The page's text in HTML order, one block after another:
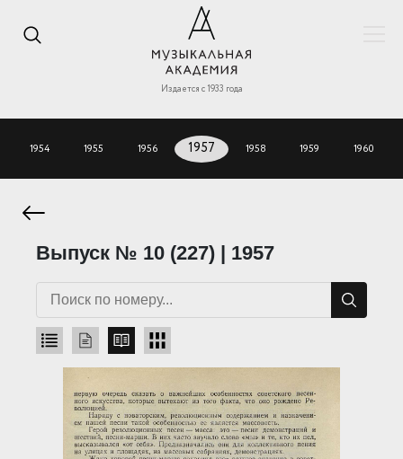
Издается с 1933 года
1954 1955 1956 1957 1958 1959 1960
Выпуск № 10 (227) | 1957